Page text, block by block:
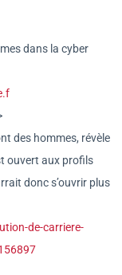
dans la cyber
des hommes, révèle
ouvert aux profils
donc s’ouvrir plus
de-carriere-